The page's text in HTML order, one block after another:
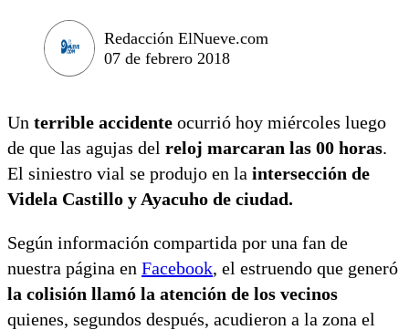
Redacción ElNueve.com
07 de febrero 2018
Un terrible accidente ocurrió hoy miércoles luego
de que las agujas del reloj marcaran las 00 horas.
El siniestro vial se produjo en la intersección de
Videla Castillo y Ayacuho de ciudad.
Según información compartida por una fan de
nuestra página en Facebook, el estruendo que generó
la colisión llamó la atención de los vecinos
quienes, segundos después, acudieron a la zona el